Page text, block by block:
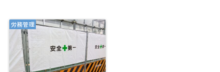
労務管理